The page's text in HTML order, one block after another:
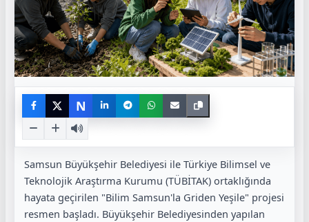
N
Samsun Büyükşehir Belediyesi ile Türkiye Bilimsel ve
Teknolojik Araştırma Kurumu (TÜBİTAK) ortaklığında
hayata geçirilen "Bilim Samsun'la Griden Yeşile" projesi
resmen başladı. Büyükşehir Belediyesinden yapılan